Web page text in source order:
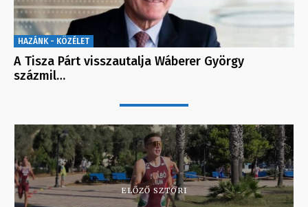
HAZÁNK - KÖZÉLET
A Tisza Párt visszautalja Wáberer György
százmil…
ELŐZŐ SZTORI